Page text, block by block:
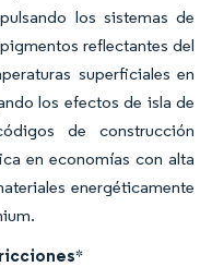
los sistemas de
reflectantes del
superficiales en
los efectos de isla de
de construcción
en economías con alta
energéticamente
*